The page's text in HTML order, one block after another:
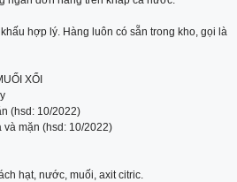
hợp lý. Hàng luôn có sẵn trong kho, gọi là
XỔI
(hsd: 10/2022)
mặn (hsd: 10/2022)
hạt, nước, muối, axit citric.